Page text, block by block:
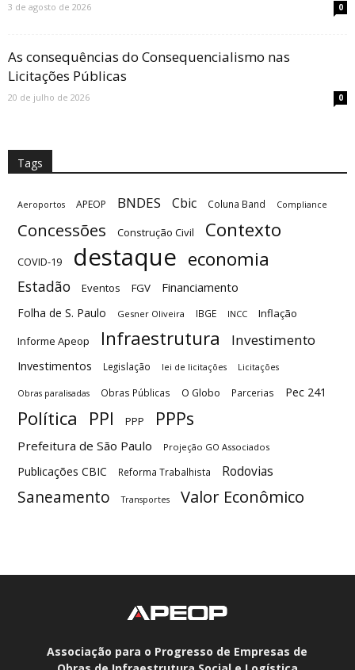
3 de agosto de 2026 0
As consequências do Consequencialismo nas
Licitações Públicas
20 de julho de 2026 0
Tags
Aeroportos APEOP BNDES Cbic Coluna Band Compliance
Concessões Construção Civil Contexto
COVID-19 destaque economia
Estadão Eventos FGV Financiamento
Folha de S. Paulo Gesner Oliveira IBGE INCC
Inflação
Informe Apeop
Infraestrutura Investimento
Investimentos Legislação lei de licitações Licitações
Obras paralisadas Obras Públicas O Globo Parcerias Pec 241
Política PPI PPP PPPs
Prefeitura de São Paulo Projeção GO Associados
Publicações CBIC Reforma Trabalhista Rodovias
Saneamento Transportes Valor Econômico
Associação para o Progresso de Empresas de